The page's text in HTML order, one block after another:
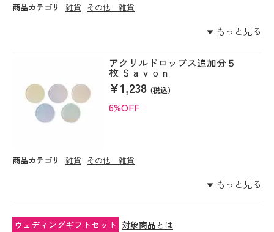
商品カテゴリ 雑貨 その他 雑貨
もっと見る
アクリルドロップス追加分５
枚 Ｓａｖｏｎ
¥1,238(税込)
6%OFF
商品カテゴリ 雑貨 その他 雑貨
もっと見る
ウェディングギフトセット 対象商品とは